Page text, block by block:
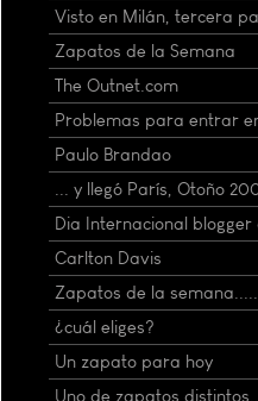
Visto en Milán, tercera
Zapatos de la Semana
The Outnet.com
Problemas para entrar
Paulo Brandao
... y llegó París, Otoño
Dia Internacional
Carlton Davis
Zapatos de la
¿cuál eliges?
Un zapato para hoy
Uno de zapatos